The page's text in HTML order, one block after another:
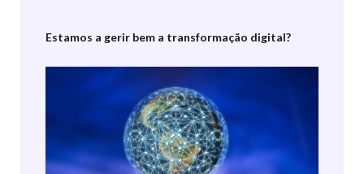
Estamos a gerir bem a transformação digital?